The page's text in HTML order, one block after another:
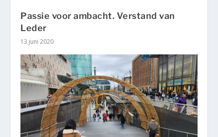
Passie voor ambacht. Verstand van
Leder
13 juni 2020